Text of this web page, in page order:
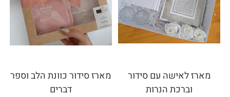
מארז לאישה עם סידור
וברכת הנרות
מארז סידור כוונת הלב וספר
דברים